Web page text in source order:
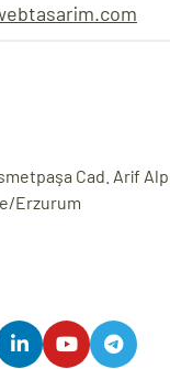
Cad. Arif
Erzurum